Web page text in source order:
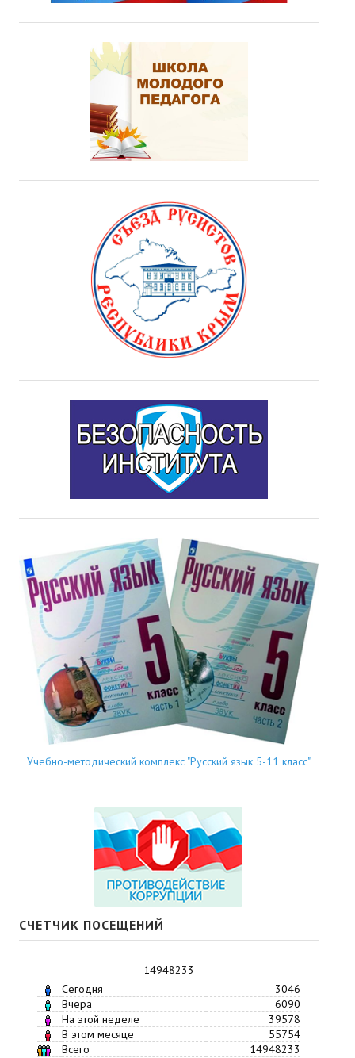
Учебно-методический комплекс "Русский язык 5-11 класс"
СЧЕТЧИК ПОСЕЩЕНИЙ
14948233
Сегодня
3046
Вчера
6090
На этой неделе
39578
В этом месяце
55754
Всего
14948233